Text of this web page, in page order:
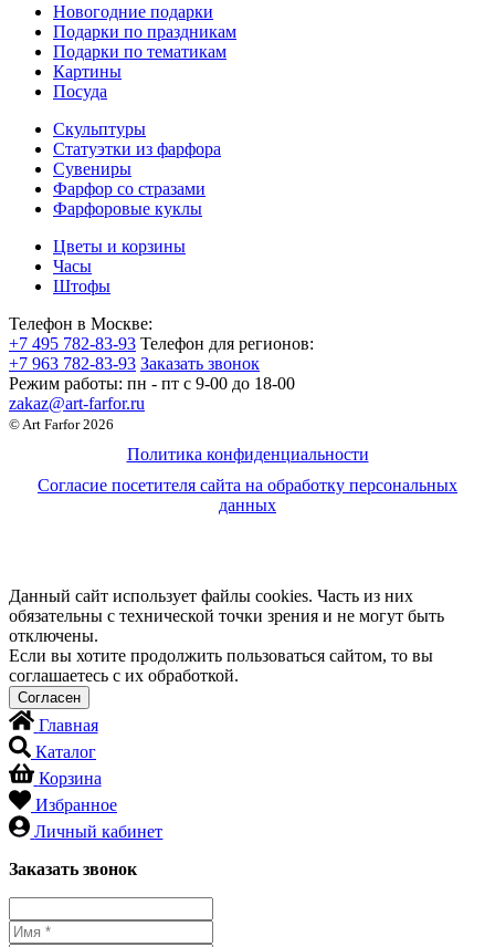
Новогодние подарки
Подарки по праздникам
Подарки по тематикам
Картины
Посуда
Скульптуры
Статуэтки из фарфора
Сувениры
Фарфор со стразами
Фарфоровые куклы
Цветы и корзины
Часы
Штофы
Телефон в Москве:
+7 495 782-83-93 Телефон для регионов:
+7 963 782-83-93 Заказать звонок
Режим работы: пн - пт c 9-00 до 18-00
zakaz@art-farfor.ru
© Art Farfor 2026
Политика конфиденциальности
Согласие посетителя сайта на обработку персональных
данных
Данный сайт использует файлы cookies. Часть из них
обязательны с технической точки зрения и не могут быть
отключены.
Если вы хотите продолжить пользоваться сайтом, то вы
соглашаетесь с их обработкой.
Главная
Каталог
Корзина
Избранное
Личный кабинет
Заказать звонок